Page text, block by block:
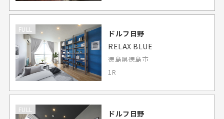
FULL
ドルフ日野
RELAX BLUE
徳島県徳島市
1R
FULL
ドルフ日野